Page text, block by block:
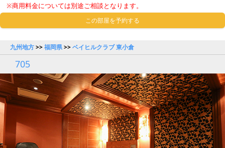
※商用料金については別途ご相談となります。
この部屋を予約する
九州地方>>福岡県>>ベイヒルクラブ 東小倉
705